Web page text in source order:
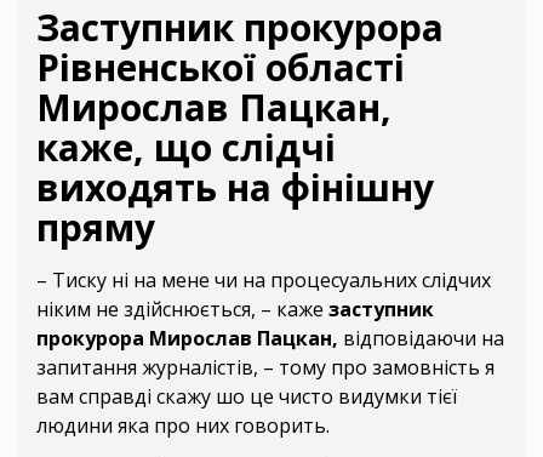
Заступник прокурора
Рівненської області
Мирослав Пацкан,
каже, що слідчі
виходять на фінішну
пряму
– Тиску ні на мене чи на процесуальних слідчих
ніким не здійснюється, – каже заступник
прокурора Мирослав Пацкан, відповідаючи на
запитання журналістів, – тому про замовність я
вам справді скажу шо це чисто видумки тієї
людини яка про них говорить.